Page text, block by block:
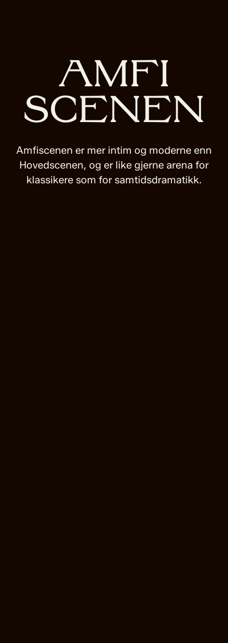
Amfi
scenen
Amfiscenen er mer intim og moderne enn
Hovedscenen, og er like gjerne arena for
klassikere som for samtidsdramatikk.